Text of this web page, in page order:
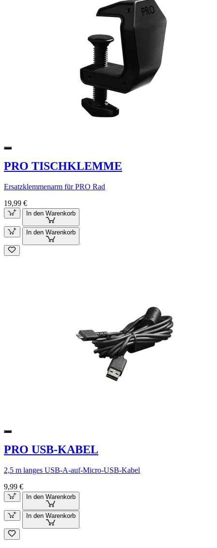
PRO TISCHKLEMME
Ersatzklemmenarm für PRO Rad
19,99 €
In den Warenkorb
In den Warenkorb
PRO USB-KABEL
2,5 m langes USB-A-auf-Micro-USB-Kabel
9,99 €
In den Warenkorb
In den Warenkorb